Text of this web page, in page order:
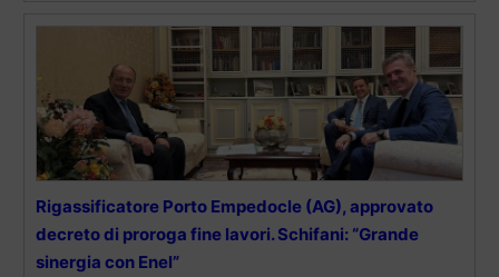
Rigassificatore Porto Empedocle (AG), approvato
decreto di proroga fine lavori. Schifani: “Grande
sinergia con Enel”